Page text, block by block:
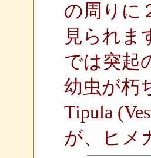
の周りに
見られま
では突起
幼虫が朽
Tipula
が、ヒメ